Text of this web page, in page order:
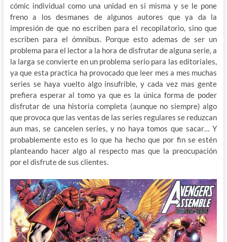
cómic individual como una unidad en si misma y se le pone
freno a los desmanes de algunos autores que ya da la
impresión de que no escriben para el recopilatorio, sino que
escriben para el ómnibus. Porque esto ademas de ser un
problema para el lector a la hora de disfrutar de alguna serie, a
la larga se convierte en un problema serio para las editoriales,
ya que esta practica ha provocado que leer mes a mes muchas
series se haya vuelto algo insufrible, y cada vez mas gente
prefiera esperar al tomo ya que es la única forma de poder
disfrutar de una historia completa (aunque no siempre) algo
que provoca que las ventas de las series regulares se reduzcan
aun mas, se cancelen series, y no haya tomos que sacar… Y
probablemente esto es lo que ha hecho que por fin se estén
planteando hacer algo al respecto mas que la preocupación
por el disfrute de sus clientes.